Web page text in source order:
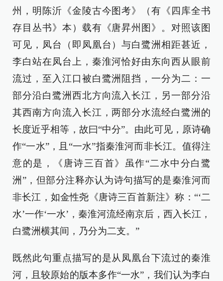
州，明陈沂《金陵古今图考》（有《四库全书
存目丛书》本）载有《唐昇州图》。对照该图
可见，凤台（即凤凰台）与白鹭洲相距甚近，
李白站在凤台上，秦淮河恰好由东向西从眼前
流过，至入江口被白鹭洲阻挡，一分为二：一
部分沿白鹭洲西北方向流入长江，另一部分沿
其西南方向流入长江，两部分水流经白鹭洲的
长度近乎相等，故曰“中分”。由此可见，原诗确
作“一水”，且“一水”指秦淮河而非长江。值得注
意的是，《唐诗三百首》虽作“二水中分白鹭
洲”，但部分注释亦认为诗句描写的是秦淮河而
非长江，如金性尧《唐诗三百首新注》称：“‘二
水’一作‘一水’，秦淮河流经南京后，西入长江，
白鹭洲横其间，乃分为二支。”
既然此句重点描写的是从凤凰台下流过的秦淮
河，且较原始的版本多作“一水”，我们认为李白